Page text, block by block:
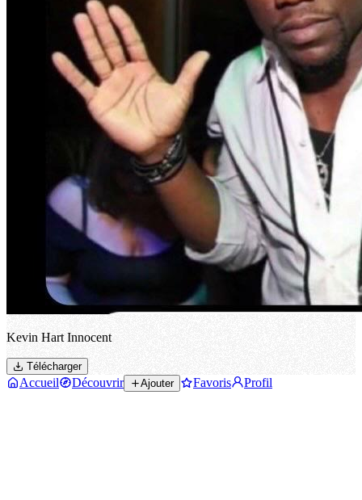
Kevin Hart Innocent
Télécharger
Accueil Découvrir Ajouter Favoris Profil